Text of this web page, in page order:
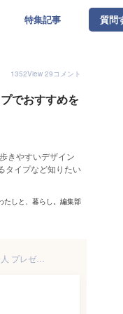
特集記事 質問
1352View 29コメント
でおすすめを
きやすいデザイン
タイプなど知りたい
たしと、暮らし。編集部